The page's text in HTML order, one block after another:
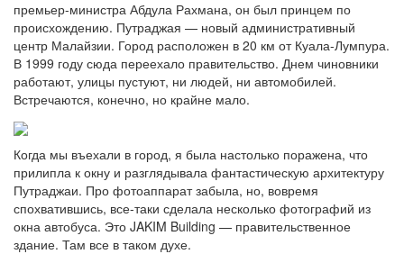
премьер-министра Абдула Рахмана, он был принцем по
происхождению. Путраджая — новый административный
центр Малайзии. Город расположен в 20 км от Куала-Лумпура.
В 1999 году сюда переехало правительство. Днем чиновники
работают, улицы пустуют, ни людей, ни автомобилей.
Встречаются, конечно, но крайне мало.
Когда мы въехали в город, я была настолько поражена, что
прилипла к окну и разглядывала фантастическую архитектуру
Путраджаи. Про фотоаппарат забыла, но, вовремя
спохватившись, все-таки сделала несколько фотографий из
окна автобуса. Это JAKIM Building — правительственное
здание. Там все в таком духе.